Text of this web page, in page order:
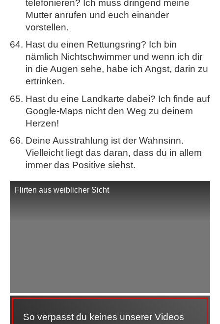
telefonieren? Ich muss dringend meine
Mutter anrufen und euch einander
vorstellen.
Hast du einen Rettungsring? Ich bin
nämlich Nichtschwimmer und wenn ich dir
in die Augen sehe, habe ich Angst, darin zu
ertrinken.
Hast du eine Landkarte dabei? Ich finde auf
Google-Maps nicht den Weg zu deinem
Herzen!
Deine Ausstrahlung ist der Wahnsinn.
Vielleicht liegt das daran, dass du in allem
immer das Positive siehst.
Flirten aus weiblicher Sicht
So verpasst du keines unserer Videos